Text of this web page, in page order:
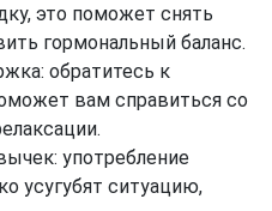
это поможет снять
гормональный баланс.
обратитесь к
вам справиться со
употребление
усугубят ситуацию,